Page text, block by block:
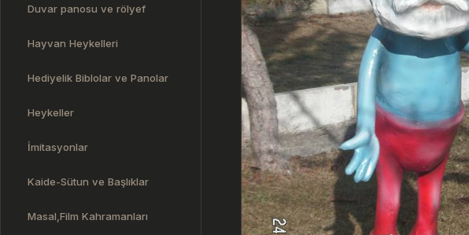
Duvar panosu ve rölyef
Hayvan Heykelleri
Hediyelik Biblolar ve Panolar
Heykeller
İmitasyonlar
Kaide-Sütun ve Başlıklar
Masal,Film Kahramanları